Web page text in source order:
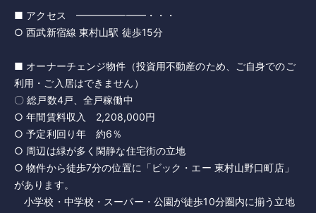
■ アクセス ━━━━━━━・・・
○ 西武新宿線 東村山駅 徒歩15分
■ オーナーチェンジ物件（投資用不動産のため、ご自身でのご
利用・ご入居はできません）
〇 総戸数4戸、全戸稼働中
○ 年間賃料収入 2,208,000円
○ 予定利回り年 約6％
○ 周辺は緑が多く閑静な住宅街の立地
○ 物件から徒歩7分の位置に「ビック・エー 東村山野口町店」
があります。
小学校・中学校・スーパー・公園が徒歩10分圏内に揃う立地